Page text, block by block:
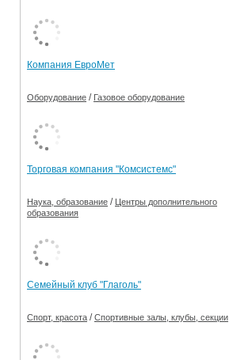
Компания ЕвроМет
Оборудование / Газовое оборудование
Торговая компания "Комсистемс"
Наука, образование / Центры дополнительного
образования
Семейный клуб "Глаголь"
Спорт, красота /Спортивные залы, клубы, секции